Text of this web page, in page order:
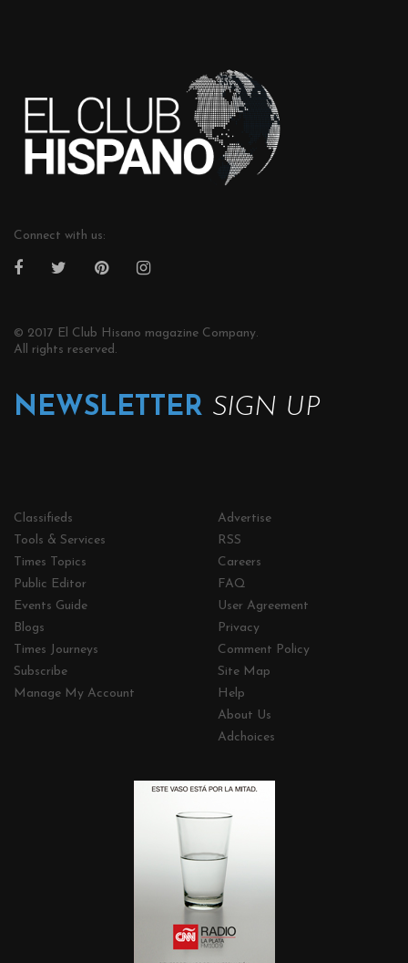
Connect with us:
© 2017 El Club Hisano magazine Company.
All rights reserved.
NEWSLETTER SIGN UP
Classifieds
Tools & Services
Times Topics
Public Editor
Events Guide
Blogs
Times Journeys
Subscribe
Manage My Account
Advertise
RSS
Careers
FAQ
User Agreement
Privacy
Comment Policy
Site Map
Help
About Us
Adchoices